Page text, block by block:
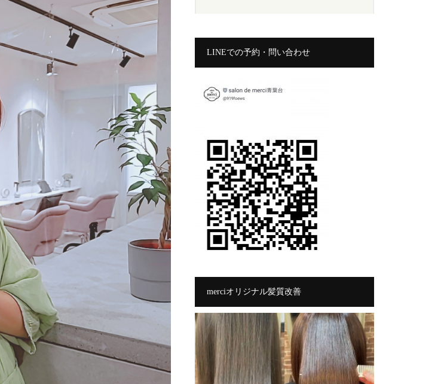
LINEでの予約・問い合わせ
merciオリジナル髪質改善